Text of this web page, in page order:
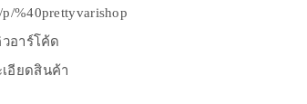
%40prettyvarishop
อาร์โค้ด